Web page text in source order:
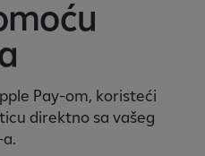
a
Pay-om, koristeći
direktno sa vašeg